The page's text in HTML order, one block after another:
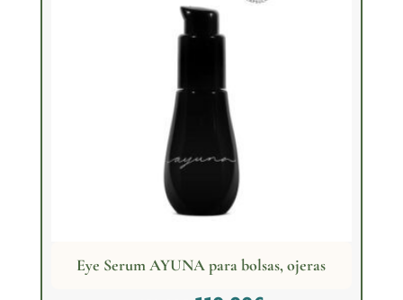
Eye Serum AYUNA para bolsas, ojeras